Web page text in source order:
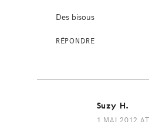
Des bisous
RÉPONDRE
Suzy H.
1 MAI 2012